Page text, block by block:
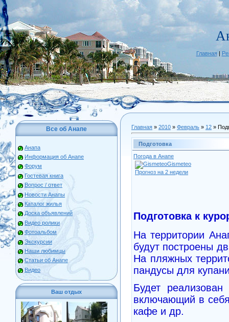
Главная |
Все об Анапе
Анапа
Информация об Анапе
Форум
Гостевая книга
Вопрос / ответ
Новости Анапы
Каталог жилья
Доска объявлений
Видео ролики
Фотоальбом
Экскурсии
Наши любимцы
Статьи об Анапе
Видео
Ваш отдых
Главная » 2010 » Февраль » 12 »
Подготовка
Погода в Анапе
Gismeteo
Прогноз на 2 недели
Подготовка к
На территории
будут построены
На пляжных
пандусы для
Будет
включающий в
кафе и др.